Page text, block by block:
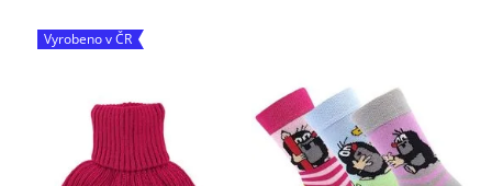
Vyrobeno v ČR